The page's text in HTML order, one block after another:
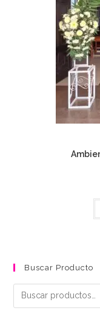
Buscar Producto